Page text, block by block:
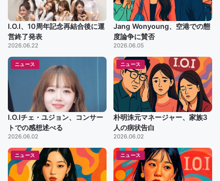
I.O.I、10周年記念再結合後に運
営終了発表
2026.06.22
Jang Wonyoung、空港での態
度論争に賛否
2026.06.05
ニュース
I.O.Iチェ・ユジョン、コンサー
トでの感想述べる
2026.06.02
ニュース
朴明洙元マネージャー、家族3
人の病状告白
2026.06.02
ニュース ニュース